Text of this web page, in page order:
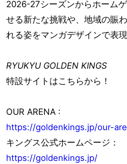
2026-27シーズンからホーム
せる新たな挑戦や、地域の賑
れる姿をマンガデザインで表現
RYUKYU GOLDEN KINGS
特設サイトはこちらから！
OUR ARENA :
https://goldenkings.jp/our-
キングス公式ホームページ：
https://goldenkings.jp/